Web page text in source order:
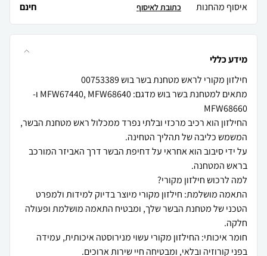
איסוף מהחנות
חינם כתובת לאיסוף
מידע כללי
מתאים למטחנת בשר בוש מדגם: MFW67440, MFW68640 ו-
החילזון הוא רכיב מרכזי ובלתי נפרד ממכלול ראש מטחנת הבשר,
על ידי סיבוב הוא אחראי על דחיפת הבשר דרך האביזר המורכב
התאמה מושלמת: חילזון מקורי מיוצר בדיוק למידות ולמפרט
הטכני של מטחנת הבשר שלך, ומבטיח התאמה מושלמת ופעולה
חומר איכותי: החילזון מקורי עשוי מנירוסטה איכותית, עמידה